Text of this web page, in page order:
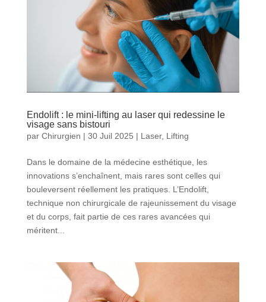
Endolift : le mini-lifting au laser qui redessine le
visage sans bistouri
par Chirurgien | 30 Juil 2025 | Laser, Lifting
Dans le domaine de la médecine esthétique, les
innovations s’enchaînent, mais rares sont celles qui
bouleversent réellement les pratiques. L’Endolift,
technique non chirurgicale de rajeunissement du visage
et du corps, fait partie de ces rares avancées qui
méritent...